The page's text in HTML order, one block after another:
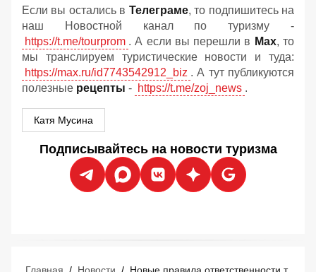
Если вы остались в Телеграме, то подпишитесь на
наш Новостной канал по туризму -
https://t.me/tourprom . А если вы перешли в Мах, то
мы транслируем туристические новости и туда:
https://max.ru/id7743542912_biz . А тут публикуются
полезные рецепты - https://t.me/zoj_news .
Катя Мусина
Подписывайтесь на новости туризма